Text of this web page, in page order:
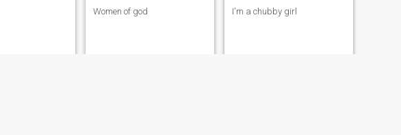
Women of god
I'm a chubby girl